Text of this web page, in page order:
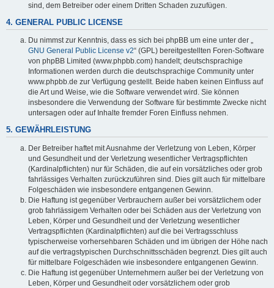
sind, dem Betreiber oder einem Dritten Schaden zuzufügen.
4. GENERAL PUBLIC LICENSE
Du nimmst zur Kenntnis, dass es sich bei phpBB um eine unter der „
GNU General Public License v2“ (GPL) bereitgestellten Foren-Software
von phpBB Limited (www.phpbb.com) handelt; deutschsprachige
Informationen werden durch die deutschsprachige Community unter
www.phpbb.de zur Verfügung gestellt. Beide haben keinen Einfluss auf
die Art und Weise, wie die Software verwendet wird. Sie können
insbesondere die Verwendung der Software für bestimmte Zwecke nicht
untersagen oder auf Inhalte fremder Foren Einfluss nehmen.
5. GEWÄHRLEISTUNG
Der Betreiber haftet mit Ausnahme der Verletzung von Leben, Körper
und Gesundheit und der Verletzung wesentlicher Vertragspflichten
(Kardinalpflichten) nur für Schäden, die auf ein vorsätzliches oder grob
fahrlässiges Verhalten zurückzuführen sind. Dies gilt auch für mittelbare
Folgeschäden wie insbesondere entgangenen Gewinn.
Die Haftung ist gegenüber Verbrauchern außer bei vorsätzlichem oder
grob fahrlässigem Verhalten oder bei Schäden aus der Verletzung von
Leben, Körper und Gesundheit und der Verletzung wesentlicher
Vertragspflichten (Kardinalpflichten) auf die bei Vertragsschluss
typischerweise vorhersehbaren Schäden und im übrigen der Höhe nach
auf die vertragstypischen Durchschnittsschäden begrenzt. Dies gilt auch
für mittelbare Folgeschäden wie insbesondere entgangenen Gewinn.
Die Haftung ist gegenüber Unternehmern außer bei der Verletzung von
Leben, Körper und Gesundheit oder vorsätzlichem oder grob